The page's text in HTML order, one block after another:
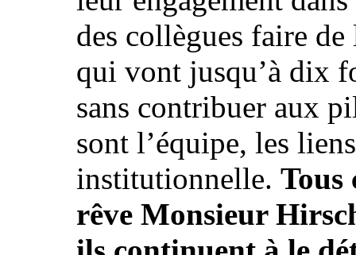
des collègues faire
qui vont jusqu’à dix
sans contribuer aux
sont l’équipe, les
institutionnelle. Tous
rêve Monsieur